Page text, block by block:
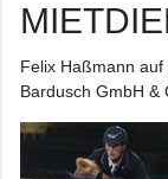
Felix Haßmann
Bardusch GmbH &